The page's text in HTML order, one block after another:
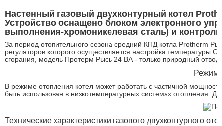
Настенный газовый двухконтурный котел
Устройство оснащено блоком электронного
выполнения-хромоникелевая сталь) и
За период отопительного сезона средний КПД котла Protherm
регуляторов которого осуществляется настройка
сгорания, модель Протерм Рысь 24 BA - только природный отвод.
В режиме отопления котел может работать с частичной
быть использован в низкотемпературных системах отопления.
Технические характеристики газового двухконтурного